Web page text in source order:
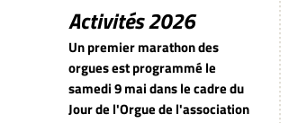
Activités 2026
Un premier marathon des
orgues est programmé le
samedi 9 mai dans le cadre du
Jour de l'Orgue de l'association